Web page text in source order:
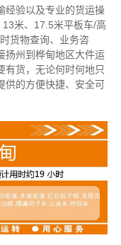
经验以及专业的货运操
米、17.5米平板车/高
货物查询、业务咨
扬州到桦甸地区大件运
有货，无论何时何地只
供的方便快捷、安全可